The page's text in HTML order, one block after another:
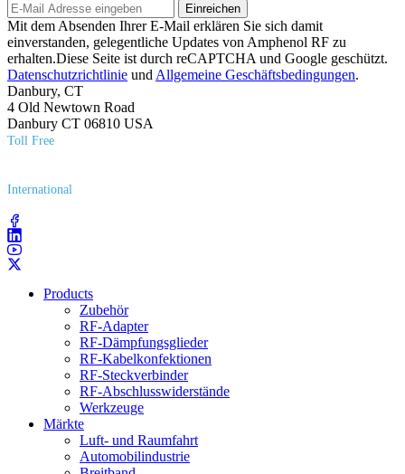
Einreichen
Mit dem Absenden Ihrer E-Mail erklären Sie sich damit
einverstanden, gelegentliche Updates von Amphenol RF zu
erhalten.Diese Seite ist durch reCAPTCHA und Google geschützt.
Datenschutzrichtlinie und Allgemeine Geschäftsbedingungen.
Danbury, CT
4 Old Newtown Road
Danbury CT 06810 USA
Toll Free
International
Products
Zubehör
RF-Adapter
RF-Dämpfungsglieder
RF-Kabelkonfektionen
RF-Steckverbinder
RF-Abschlusswiderstände
Werkzeuge
Märkte
Luft- und Raumfahrt
Automobilindustrie